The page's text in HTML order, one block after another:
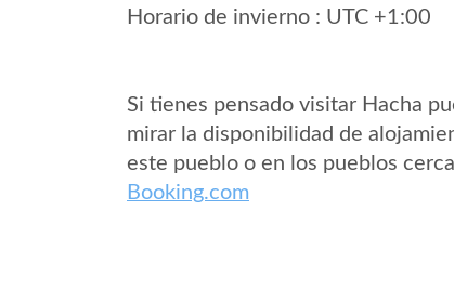
Horario de invierno : UTC +1:00
Si tienes pensado visitar Hacha
mirar la disponibilidad de
este pueblo o en los pueblos
Booking.com